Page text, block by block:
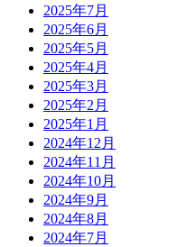
2025年7月
2025年6月
2025年5月
2025年4月
2025年3月
2025年2月
2025年1月
2024年12月
2024年11月
2024年10月
2024年9月
2024年8月
2024年7月